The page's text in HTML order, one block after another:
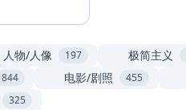
人物/人像 197 极简主义
844 电影/剧照 455
325